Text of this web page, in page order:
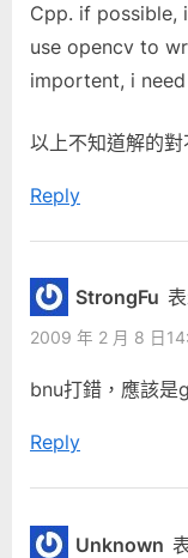
s
Cpp. if possible,
use opencv to
importent, i
以上不知道解的
Reply
StrongFu
2009 年 2 月 8 日
bnu打錯，應該是
Reply
Unknown